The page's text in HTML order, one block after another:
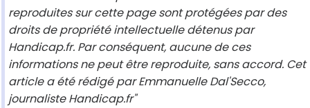
reproduites sur cette page sont protégées par des
droits de propriété intellectuelle détenus par
Handicap.fr. Par conséquent, aucune de ces
informations ne peut être reproduite, sans accord. Cet
article a été rédigé par Emmanuelle Dal'Secco,
journaliste Handicap.fr"